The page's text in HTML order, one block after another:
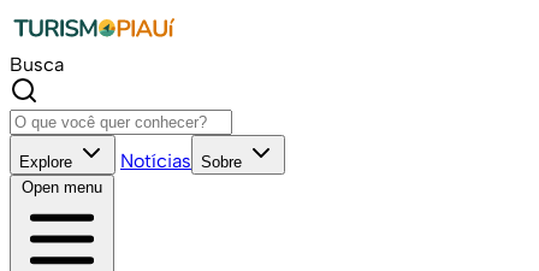
Busca
Explore Notícias Sobre
Open menu